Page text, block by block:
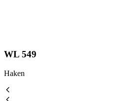
WL 549
Haken